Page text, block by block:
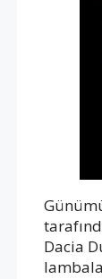
Dacia